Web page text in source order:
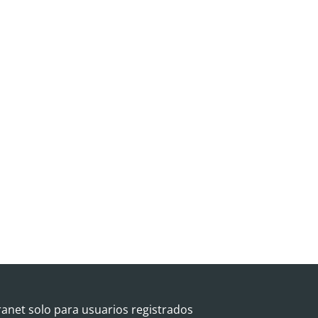
solo para usuarios registrados